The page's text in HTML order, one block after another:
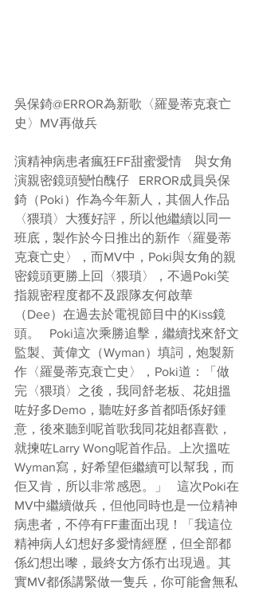
吳保錡@ERROR為新歌〈羅曼蒂克衰亡
史〉MV再做兵
演精神病患者瘋狂FF甜蜜愛情　與女角
演親密鏡頭變怕醜仔   ERROR成員吳保
錡（Poki）作為今年新人，其個人作品
〈猥瑣〉大獲好評，所以他繼續以同一
班底，製作於今日推出的新作〈羅曼蒂
克衰亡史〉，而MV中，Poki與女角的親
密鏡頭更勝上回〈猥瑣〉，不過Poki笑
指親密程度都不及跟隊友何啟華
（Dee）在過去於電視節目中的Kiss鏡
頭。   Poki這次乘勝追擊，繼續找來舒文
監製、黃偉文（Wyman）填詞，炮製新
作〈羅曼蒂克衰亡史〉，Poki道：「做
完〈猥瑣〉之後，我同舒老板、花姐搵
咗好多Demo，聽咗好多首都唔係好鍾
意，後來聽到呢首歌我同花姐都喜歡，
就揀咗Larry Wong呢首作品。上次搵咗
Wyman寫，好希望佢繼續可以幫我，而
佢又肯，所以非常感恩。」   這次Poki在
MV中繼續做兵，但他同時也是一位精神
病患者，不停有FF畫面出現！「我這位
精神病人幻想好多愛情經歷，但全部都
係幻想出嚟，最終女方係冇出現過。其
實MV都係講緊做一隻兵，你可能會無私